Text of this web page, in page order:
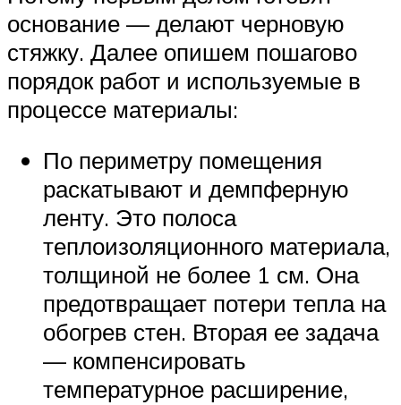
основание — делают черновую
стяжку. Далее опишем пошагово
порядок работ и используемые в
процессе материалы:
По периметру помещения
раскатывают и демпферную
ленту. Это полоса
теплоизоляционного материала,
толщиной не более 1 см. Она
предотвращает потери тепла на
обогрев стен. Вторая ее задача
— компенсировать
температурное расширение,